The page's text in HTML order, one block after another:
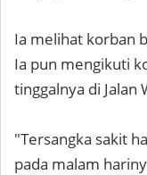
Ia melihat korban
Ia pun mengikuti
tinggalnya di Jalan
"Tersangka sakit
pada malam